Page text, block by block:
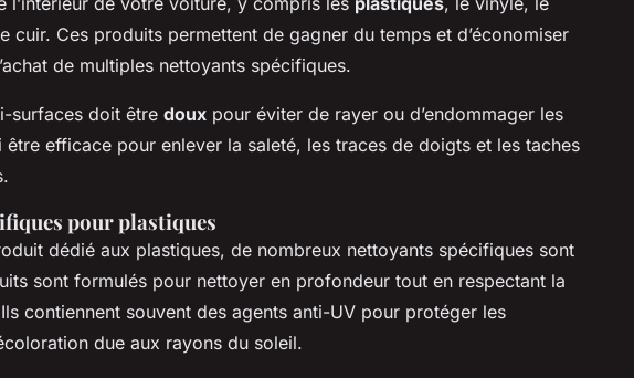
cuir. Ces produits permettent de gagner du temps et d’économiser
de multiples nettoyants spécifiques.
surfaces doit être doux pour éviter de rayer ou d’endommager les
être efficace pour enlever la saleté, les traces de doigts et les taches
pour plastiques
dédié aux plastiques, de nombreux nettoyants spécifiques sont
sont formulés pour nettoyer en profondeur tout en respectant la
contiennent souvent des agents anti-UV pour protéger les
due aux rayons du soleil.